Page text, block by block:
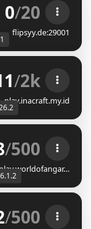
| 1.8 - 1.21.11
0/20
flipsyy.de:29001
ɪɴ ᴀᴄʀ ᴀ
+ ꜱᴜʀᴠɪᴠᴀʟ
/2k
play.inacraft.my.id
P ┃ 【1.8-26.1.2】
ᴘᴠᴘ ⁃ ʙ ᴡᴀ
/500
play.worldofangar…
/500